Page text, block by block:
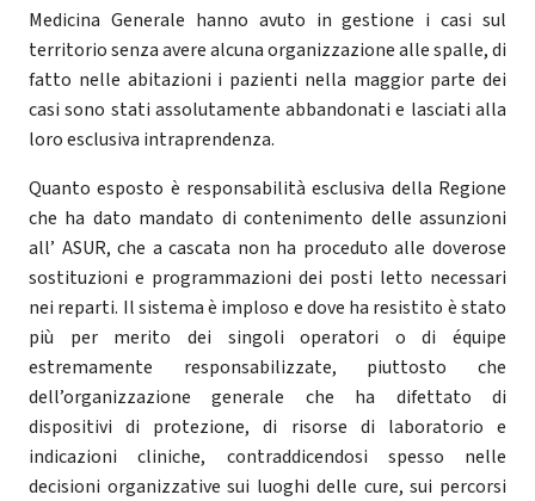
Medicina Generale hanno avuto in gestione i casi sul
territorio senza avere alcuna organizzazione alle spalle, di
fatto nelle abitazioni i pazienti nella maggior parte dei
casi sono stati assolutamente abbandonati e lasciati alla
loro esclusiva intraprendenza.
Quanto esposto è responsabilità esclusiva della Regione
che ha dato mandato di contenimento delle assunzioni
all’ ASUR, che a cascata non ha proceduto alle doverose
sostituzioni e programmazioni dei posti letto necessari
nei reparti. Il sistema è imploso e dove ha resistito è stato
più per merito dei singoli operatori o di équipe
estremamente responsabilizzate, piuttosto che
dell’organizzazione generale che ha difettato di
dispositivi di protezione, di risorse di laboratorio e
indicazioni cliniche, contraddicendosi spesso nelle
decisioni organizzative sui luoghi delle cure, sui percorsi